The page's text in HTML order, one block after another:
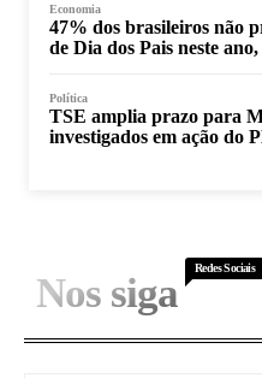
Economia
47% dos brasileiros não
de Dia dos Pais neste
Política
TSE amplia prazo para
investigados em ação do
Nos siga
Redes Sociais